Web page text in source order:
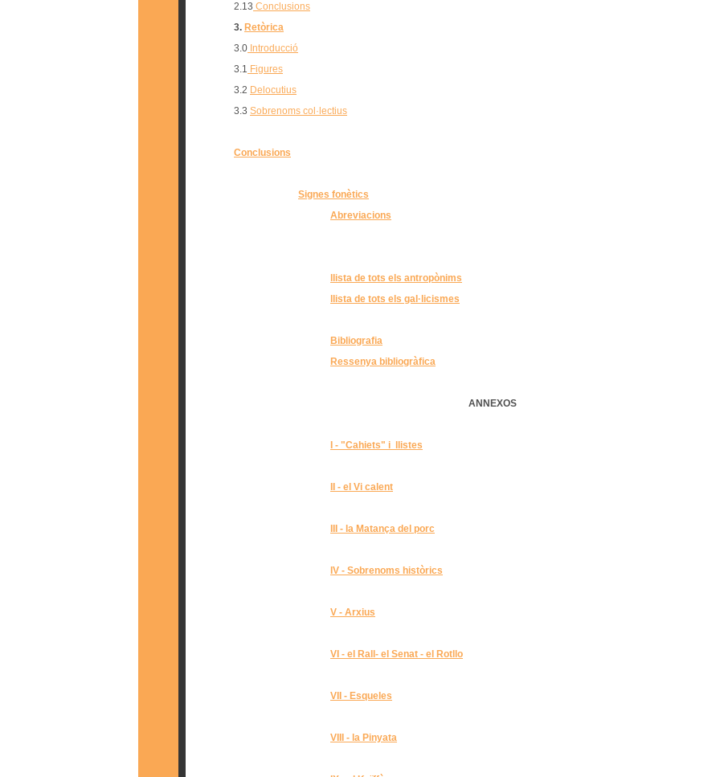
2.13 Conclusions
3. Retòrica
3.0 Introducció
3.1 Figures
3.2 Delocutius
3.3 Sobrenoms col·lectius
Conclusions
Signes fonètics
Abreviacions
llista de tots els antropònims
llista de tots els gal·licismes
Bibliografia
Ressenya bibliogràfica
ANNEXOS
I - "Cahiets" i llistes
II - el Vi calent
III - la Matança del porc
IV - Sobrenoms històrics
V - Arxius
VI - el Rall- el Senat - el Rotllo
VII - Esqueles
VIII - la Pinyata